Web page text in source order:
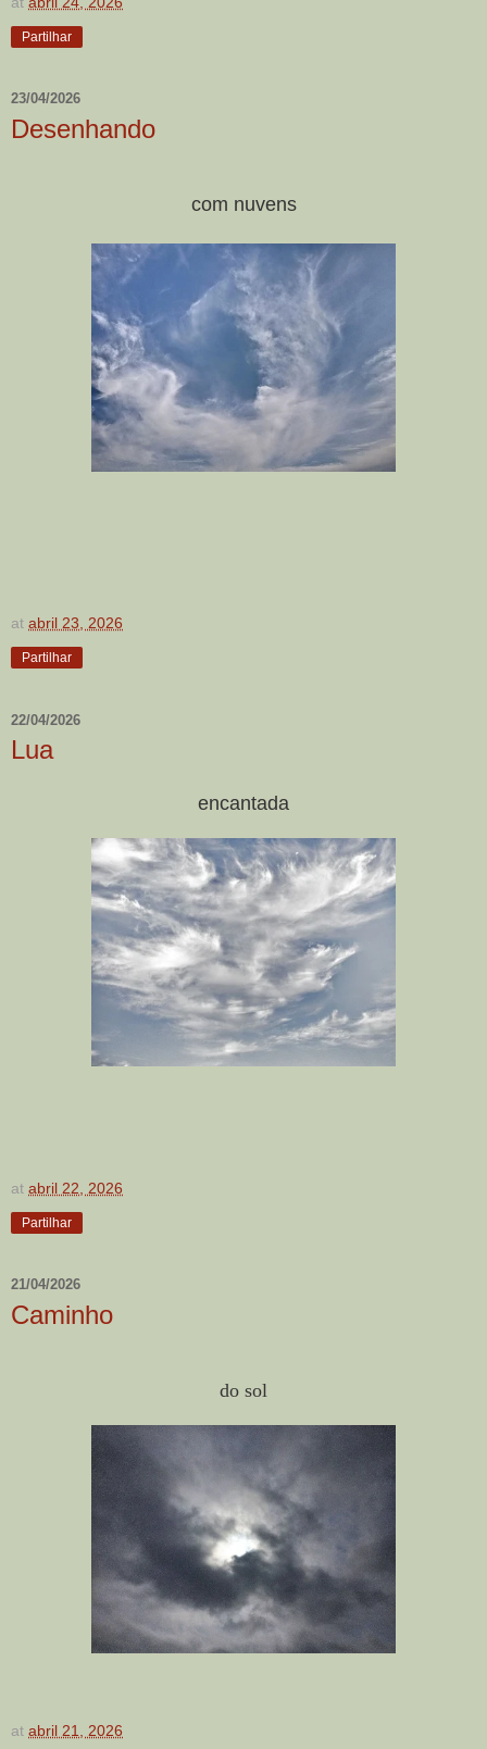
Partilhar
23/04/2026
Desenhando
com nuvens
at abril 23, 2026
Partilhar
22/04/2026
Lua
encantada
at abril 22, 2026
Partilhar
21/04/2026
Caminho
do sol
at abril 21, 2026